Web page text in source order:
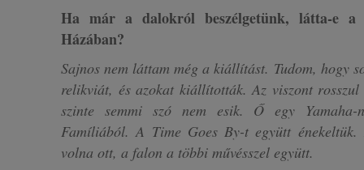
Ha már a dalokról beszélgetünk, látta-e
Házában?
Sajnos nem láttam még a kiállítást. Tudom, hogy
relikviát, és azokat kiállították. Az viszont
szinte semmi szó nem esik. Ő egy Yamaha-
Famíliából. A Time Goes By-t együtt
volna ott, a falon a többi művésszel együtt.